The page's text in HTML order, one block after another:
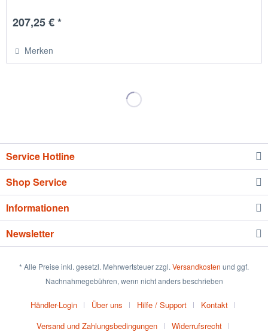
207,25 € *
Merken
Service Hotline
Shop Service
Informationen
Newsletter
* Alle Preise inkl. gesetzl. Mehrwertsteuer zzgl. Versandkosten und ggf.
Nachnahmegebühren, wenn nicht anders beschrieben
Händler-Login Über uns Hilfe / Support
Kontakt
Versand und Zahlungsbedingungen
Widerrufsrecht